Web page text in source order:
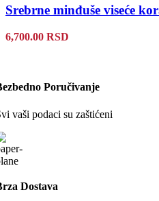
Srebrne minđuše viseće
6,700.00 RSD
Poručivanje
vaši podaci su zaštićeni
Dostava